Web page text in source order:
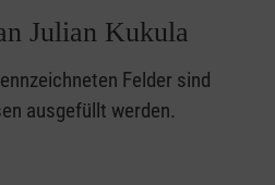
Julian Kukula
Felder sind
ausgefüllt werden.